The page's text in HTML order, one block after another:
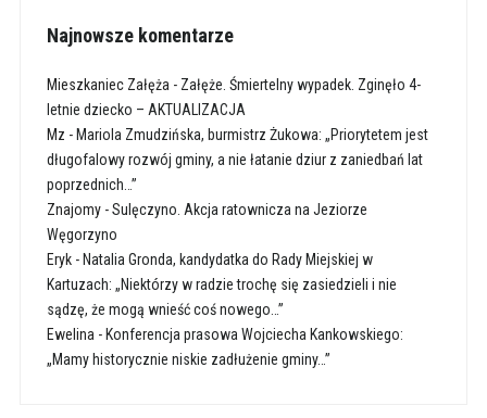
Najnowsze komentarze
Mieszkaniec Załęża - Załęże. Śmiertelny wypadek. Zginęło 4-
letnie dziecko – AKTUALIZACJA
Mz - Mariola Zmudzińska, burmistrz Żukowa: „Priorytetem jest
długofalowy rozwój gminy, a nie łatanie dziur z zaniedbań lat
poprzednich…”
Znajomy-Sulęczyno. Akcja ratownicza na Jeziorze
Węgorzyno
Eryk- Natalia Gronda, kandydatka do Rady Miejskiej w
Kartuzach: „Niektórzy w radzie trochę się zasiedzieli i nie
sądzę, że mogą wnieść coś nowego…”
Ewelina - Konferencja prasowa Wojciecha Kankowskiego:
„Mamy historycznie niskie zadłużenie gminy…”